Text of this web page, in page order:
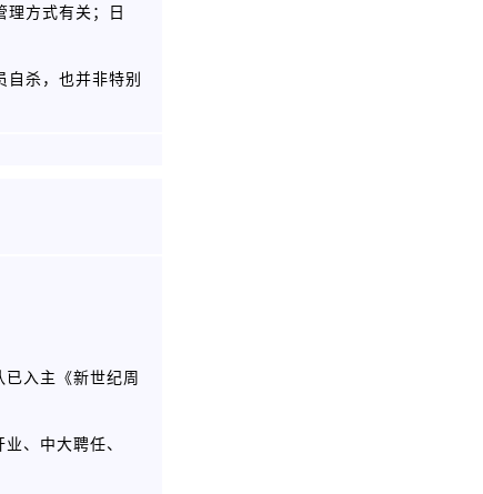
理方式有关；日
自杀，也并非特别
入主《新世纪周
、中大聘任、